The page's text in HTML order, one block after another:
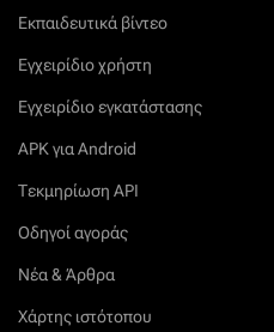
Εκπαιδευτικά βίντεο
Εγχειρίδιο χρήστη
Εγχειρίδιο εγκατάστασης
APK για Android
Τεκμηρίωση API
Οδηγοί αγοράς
Νέα & Άρθρα
Χάρτης ιστότοπου